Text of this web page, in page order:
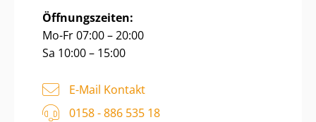
Öffnungszeiten:
Mo-Fr 07:00 – 20:00
Sa 10:00 – 15:00
E-Mail Kontakt
0158 - 886 535 18